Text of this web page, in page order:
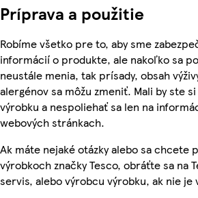
Príprava a použitie
Robíme všetko pre to, aby sme
informácií o produkte, ale nakoľko sa
neustále menia, tak prísady, obsah
alergénov sa môžu zmeniť. Mali by ste
výrobku a nespoliehať sa len na
webových stránkach.
Ak máte nejaké otázky alebo sa chcete
výrobkoch značky Tesco, obráťte sa na
servis, alebo výrobcu výrobku, ak nie je